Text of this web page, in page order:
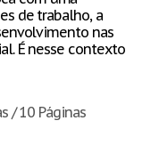
de trabalho, a
nas
É nesse contexto
/ 10 Páginas